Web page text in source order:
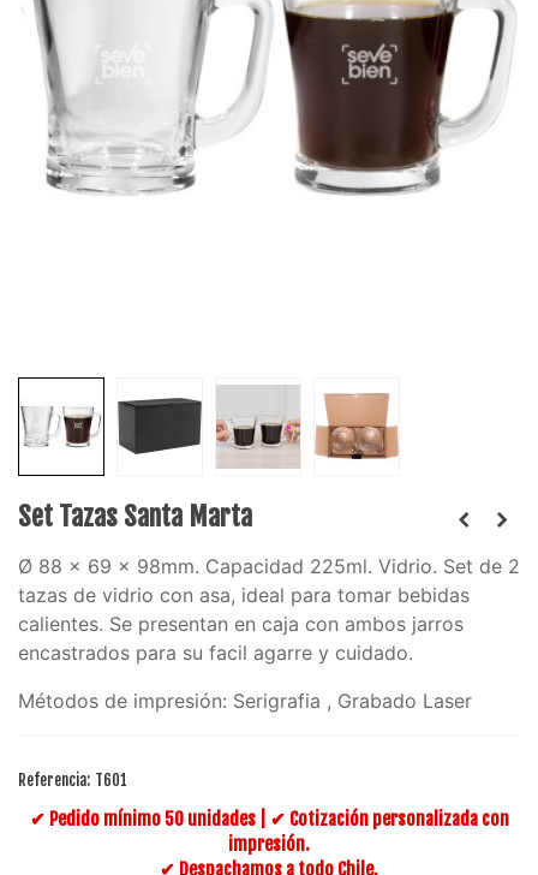
Set Tazas Santa Marta
Ø 88 x 69 x 98mm. Capacidad 225ml. Vidrio. Set de 2
tazas de vidrio con asa, ideal para tomar bebidas
calientes. Se presentan en caja con ambos jarros
encastrados para su facil agarre y cuidado.
Métodos de impresión: Serigrafia , Grabado Laser
Referencia: T601
✔ Pedido mínimo 50 unidades | ✔ Cotización personalizada con
impresión.
✔ Despachamos a todo Chile.